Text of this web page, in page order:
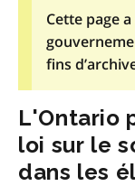
Cette page
fins
L'Ontario
loi sur le
dans les